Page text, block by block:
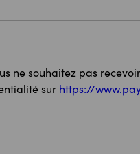
ne souhaitez pas
sur https://